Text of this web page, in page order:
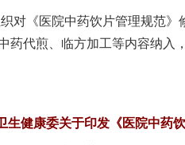
《医院中药饮片管理规范》
药代煎、临方加工等内容纳入
生健康委关于印发《医院中药